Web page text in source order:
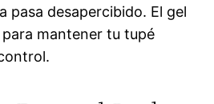
pasa desapercibido. El gel
mantener tu tupé